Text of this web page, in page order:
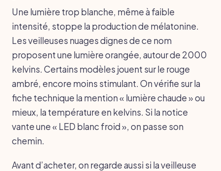
Une lumière trop blanche, même à faible
intensité, stoppe la production de mélatonine.
Les veilleuses nuages dignes de ce nom
proposent une lumière orangée, autour de 2000
kelvins. Certains modèles jouent sur le rouge
ambré, encore moins stimulant. On vérifie sur la
fiche technique la mention « lumière chaude » ou
mieux, la température en kelvins. Si la notice
vante une « LED blanc froid », on passe son
chemin.
Avant d’acheter, on regarde aussi si la veilleuse